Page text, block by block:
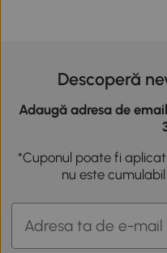
Descoperă
Adaugă adresa de
*Cuponul poate fi
nu este